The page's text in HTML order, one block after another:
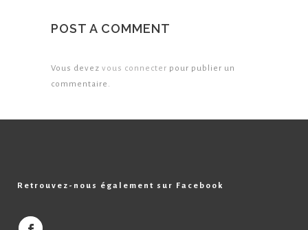
POST A COMMENT
Vous devez vous connecter pour publier un
commentaire.
Retrouvez-nous également sur Facebook